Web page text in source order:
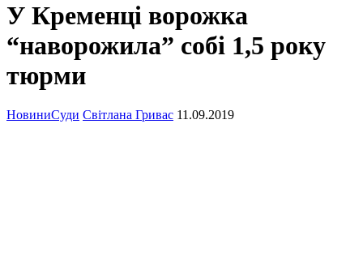
У Кременці ворожка
“наворожила” собі 1,5 року
тюрми
НовиниСуди Світлана Гривас 11.09.2019